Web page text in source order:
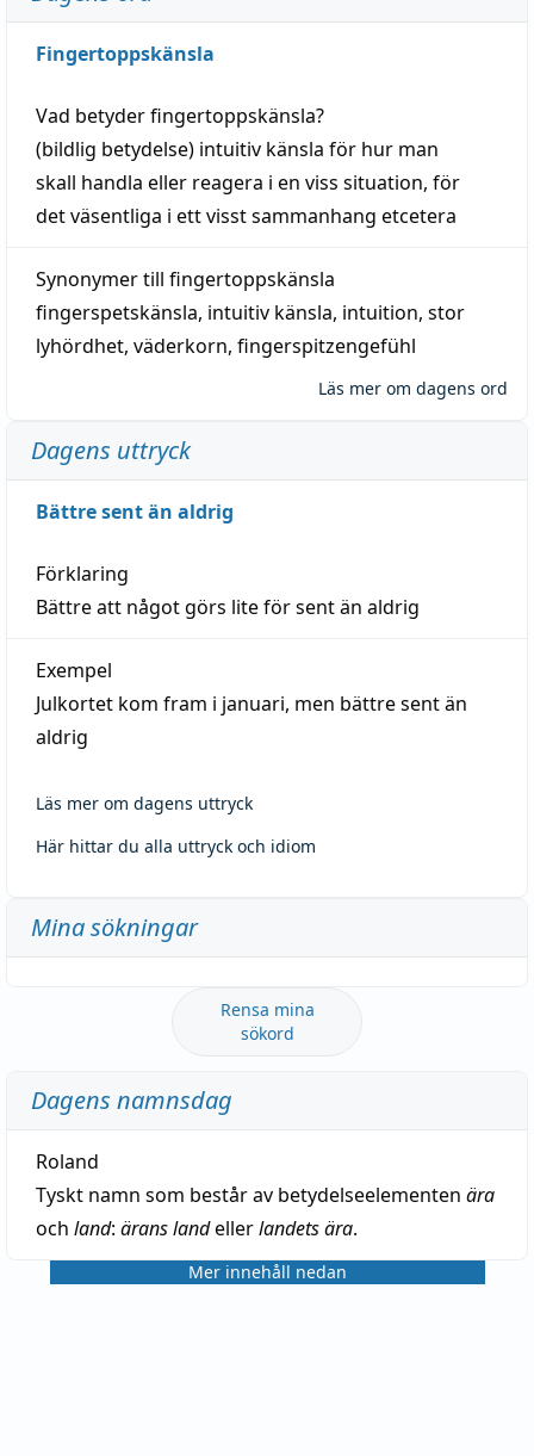
Fingertoppskänsla
Vad betyderfingertoppskänsla?
(bildlig betydelse) intuitiv känsla för hur man
skall handla eller reagera i en viss situation, för
det väsentliga i ett visstsammanhang etcetera
Synonymer till fingertoppskänsla
fingerspetskänsla, intuitiv känsla, intuition, stor
lyhördhet, väderkorn, fingerspitzengefühl
Läs mer om dagens ord
Dagens uttryck
Bättre sent än aldrig
Förklaring
Bättre att något görs lite för sent än aldrig
Exempel
Julkortet kom fram i januari, men bättre sent än
aldrig
Läs mer om dagens uttryck
Här hittar du alla uttryck och idiom
Mina sökningar
Rensa mina
sökord
Dagens namnsdag
Roland
Tyskt namn som består av betydelseelementen ära
och land: ärans landellerlandets ära.
Mer innehåll nedan